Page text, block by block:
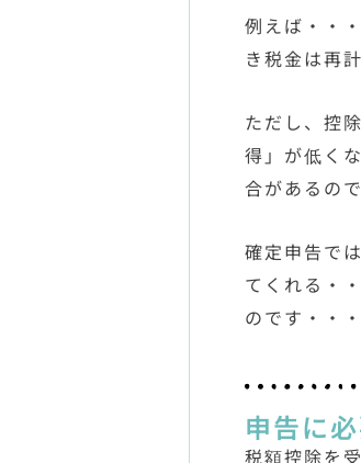
例えば・・
き税金は再
ただし、控
得」が低く
合があるの
確定申告で
てくれる・
のです・・・
申告に
税額控除を